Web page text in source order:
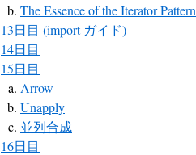
The Essence of the Iterator Pattern
13日目 (import ガイド)
14日目
15日目
Arrow
Unapply
並列合成
16日目